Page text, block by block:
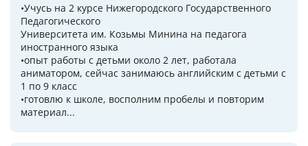
•Учусь на 2 курсе Нижегородского Государственного
Педагогического
Университета им. Козьмы Минина на педагога
иностранного языка
•опыт работы с детьми около 2 лет, работала
аниматором, сейчас занимаюсь английским с детьми с
1 по 9 класс
•готовлю к школе, восполним пробелы и повторим
материал...